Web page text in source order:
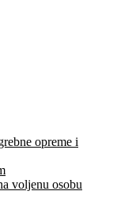
opreme i
voljenu osobu